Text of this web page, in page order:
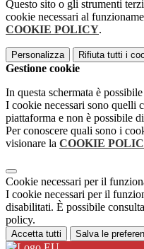
Questo sito o gli strumenti
cookie necessari al
COOKIE POLICY.
Personalizza Rifiuta tutti i
Gestione cookie
In questa schermata è
I cookie necessari sono quelli
piattaforma e non è possibile
Per conoscere quali sono i
visionare la COOKIE
Cookie necessari per il
I cookie necessari per il
disabilitati. È possibile
policy.
Accetta tutti Salva le